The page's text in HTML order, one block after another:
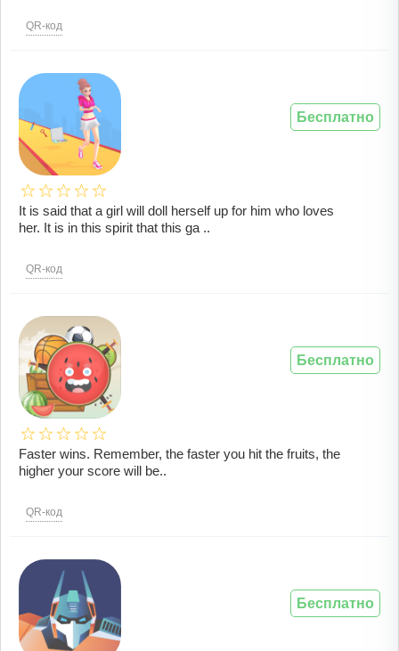
QR-код
It is said that a girl will doll herself up for him who loves
her. It is in this spirit that this ga ..
QR-код
Бесплатно
Faster wins. Remember, the faster you hit the fruits, the
higher your score will be..
QR-код
Бесплатно
Бесплатно